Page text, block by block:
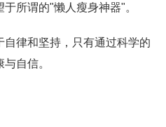
所谓的"懒人瘦身神器"。
律和坚持，只有通过科学的
自信。